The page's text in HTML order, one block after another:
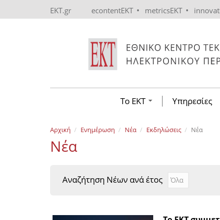
EKT.gr econtentEKT • metricsEKT •
Το ΕΚΤ Υπηρεσίες
Αρχική Ενημέρωση Νέα Εκδηλώσεις Νέα
Νέα
Αναζήτηση Νέων ανά έτος Αναζήτηση
Year